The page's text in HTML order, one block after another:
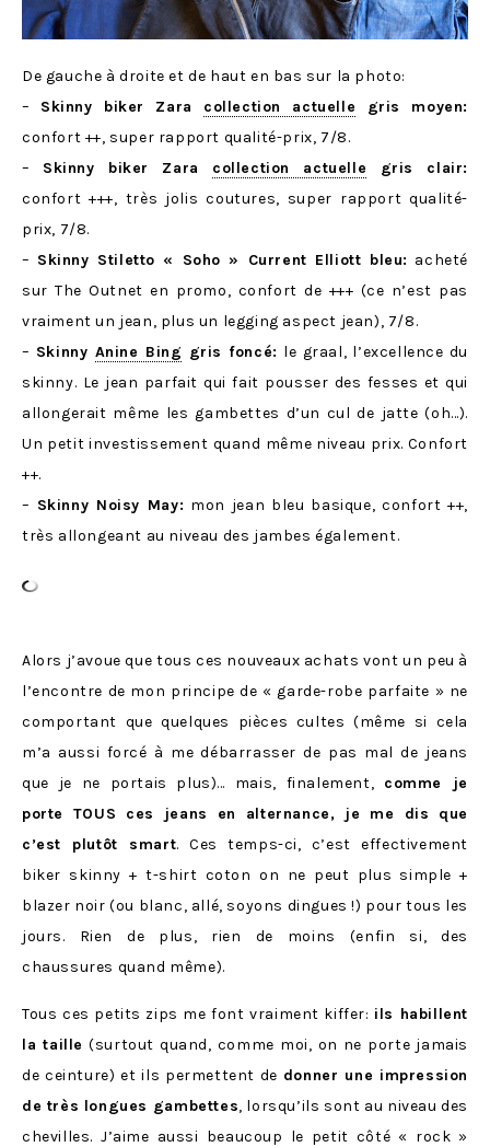
De gauche à droite et de haut en bas sur la photo:
– Skinny biker Zara collection actuelle gris moyen:
confort ++, super rapport qualité-prix, 7/8.
– Skinny biker Zara collection actuelle gris clair:
confort +++, très jolis coutures, super rapport qualité-
prix, 7/8.
– Skinny Stiletto « Soho » Current Elliott bleu: acheté
sur The Outnet en promo, confort de +++ (ce n’est pas
vraiment un jean, plus un legging aspect jean), 7/8.
– Skinny Anine Bing gris foncé: le graal, l’excellence du
skinny. Le jean parfait qui fait pousser des fesses et qui
allongerait même les gambettes d’un cul de jatte (oh…).
Un petit investissement quand même niveau prix. Confort
++.
– Skinny Noisy May: mon jean bleu basique, confort ++,
très allongeant au niveau des jambes également.
Alors j’avoue que tous ces nouveaux achats vont un peu à
l’encontre de mon principe de « garde-robe parfaite » ne
comportant que quelques pièces cultes (même si cela
m’a aussi forcé à me débarrasser de pas mal de jeans
que je ne portais plus)… mais, finalement, comme je
porte TOUS ces jeans en alternance, je me dis que
c’est plutôt smart. Ces temps-ci, c’est effectivement
biker skinny + t-shirt coton on ne peut plus simple +
blazer noir (ou blanc, allé, soyons dingues !) pour tous les
jours. Rien de plus, rien de moins (enfin si, des
chaussures quand même).
Tous ces petits zips me font vraiment kiffer: ils habillent
la taille (surtout quand, comme moi, on ne porte jamais
de ceinture) et ils permettent de donner une impression
de très longues gambettes, lorsqu’ils sont au niveau des
chevilles. J’aime aussi beaucoup le petit côté « rock »